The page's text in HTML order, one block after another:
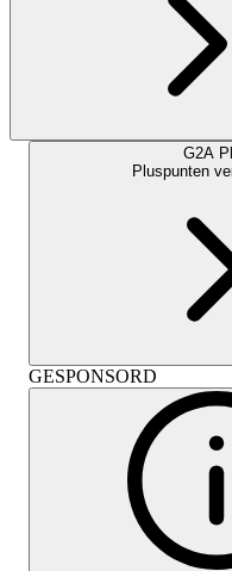
G2A
Pluspunten
GESPONSORD